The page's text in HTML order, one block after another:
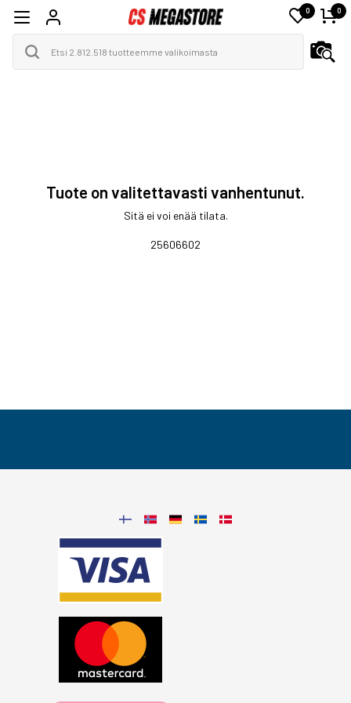
0 0
Tuote on valitettavasti vanhentunut.
Sitä ei voi enää tilata.
25606602